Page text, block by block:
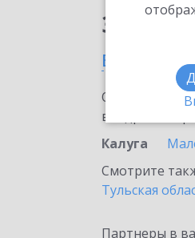
в Калуге
внедрение
Калуга
Смотрите
Тульская
Партнеры в